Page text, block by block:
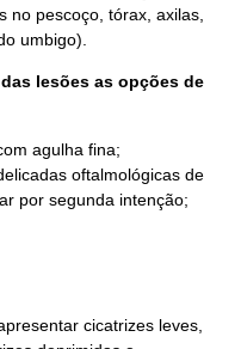
no pescoço, tórax, axilas,
umbigo).
lesões as opções de
agulha fina;
oftalmológicas de
por segunda intenção;
cicatrizes leves,